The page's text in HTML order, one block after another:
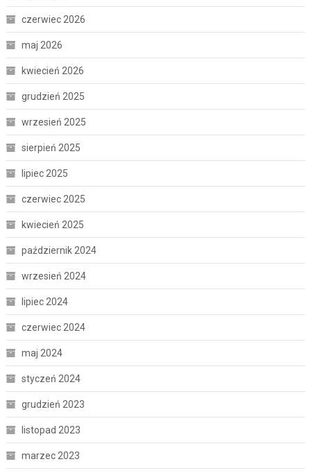
czerwiec 2026
maj 2026
kwiecień 2026
grudzień 2025
wrzesień 2025
sierpień 2025
lipiec 2025
czerwiec 2025
kwiecień 2025
październik 2024
wrzesień 2024
lipiec 2024
czerwiec 2024
maj 2024
styczeń 2024
grudzień 2023
listopad 2023
marzec 2023